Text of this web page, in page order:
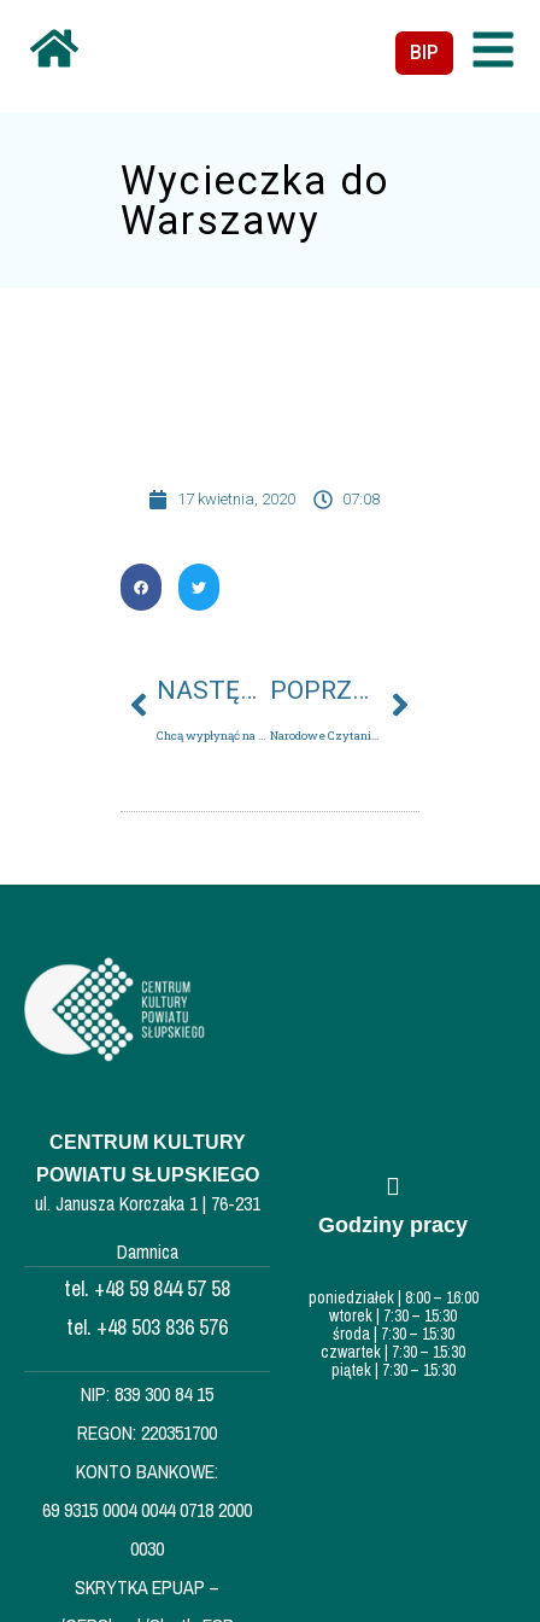
BIP
Wycieczka do
Warszawy
17 kwietnia, 2020 07:08
NASTĘPNY
Chcą wypłynąć na szerokie wody
POPRZEDNI
Narodowe Czytanie 2019
CENTRUM KULTURY
POWIATU SŁUPSKIEGO
ul. Janusza Korczaka 1 | 76-231
Damnica
tel. +48 59 844 57 58
tel. +48 503 836 576
NIP: 839 300 84 15
REGON: 220351700
KONTO BANKOWE:
69 9315 0004 0044 0718 2000
0030
SKRYTKA EPUAP –
Godziny pracy
poniedziałek | 8:00 – 16:00
wtorek | 7:30 – 15:30
środa | 7:30 – 15:30
czwartek | 7:30 – 15:30
piątek | 7:30 – 15:30